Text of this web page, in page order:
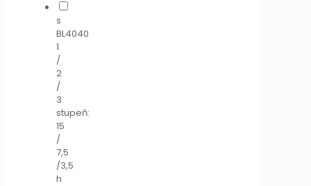
s
BL4040
1
/
2
/
3
stupeň:
15
/
7,5
/3,5
h